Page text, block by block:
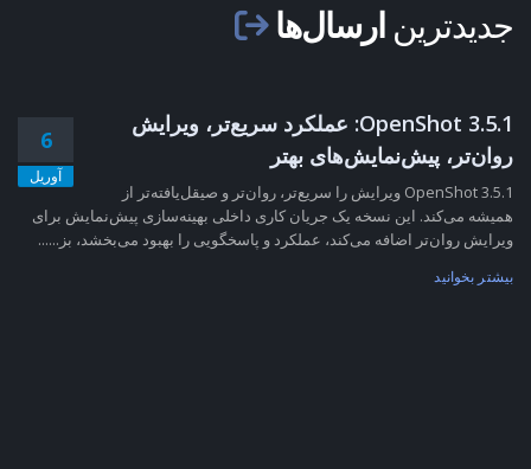
جدیدترین ارسال‌ها
6
آوریل
OpenShot 3.5.1: عملکرد سریع‌تر، ویرایش
روان‌تر، پیش‌نمایش‌های بهتر
OpenShot 3.5.1 ویرایش را سریع‌تر، روان‌تر و صیقل‌یافته‌تر از
همیشه می‌کند. این نسخه یک جریان کاری داخلی بهینه‌سازی پیش‌نمایش برای
ویرایش روان‌تر اضافه می‌کند، عملکرد و پاسخگویی را بهبود می‌بخشد، بز......
بیشتر بخوانید